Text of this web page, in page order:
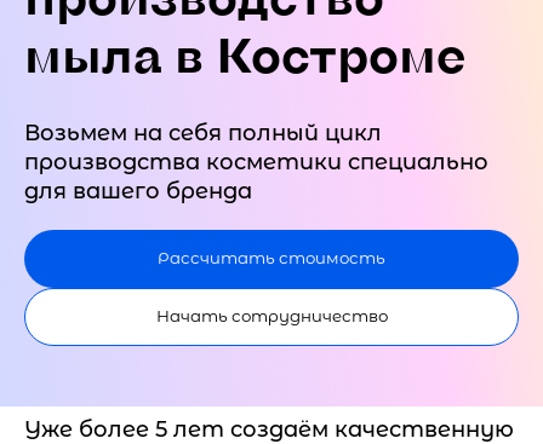
мыла в Костроме
Возьмем на себя полный цикл
производства косметики специально
для вашего бренда
Рассчитать стоимость
Начать сотрудничество
Уже более 5 лет создаём качественную